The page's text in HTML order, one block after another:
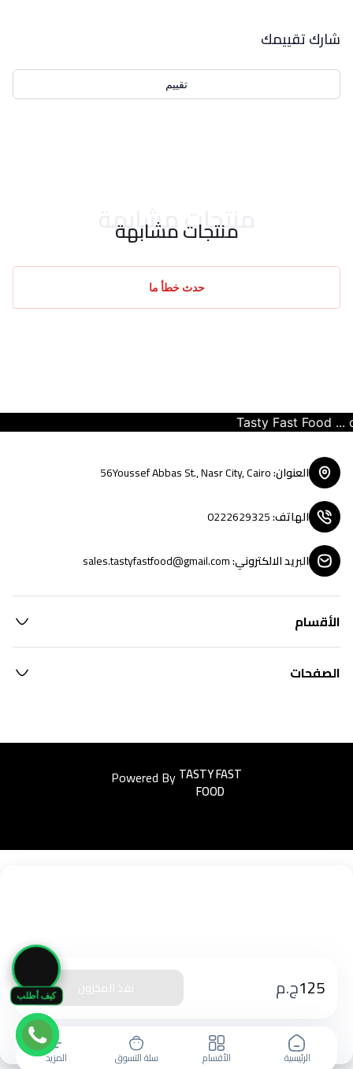
كيف أطلب
شارك تقييمك
تقييم
منتجات مشابهة
منتجات مشابهة
حدث خطأ ما
125ج.م نفذ المخزون
الرئيسية الأقسام سلة التسوق المزيد
Tasty Fast Food ...
العنوان:
56Youssef Abbas St., Nasr City, Cairo
الهاتف:
0222629325
البريد الالكتروني:
sales.tastyfastfood@gmail.com
الأقسام
الصفحات
Powered ByEasyorders